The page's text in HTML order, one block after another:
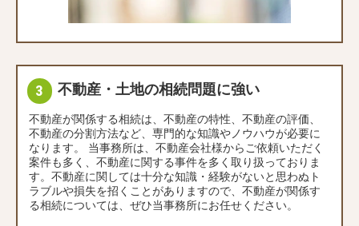
不動産・土地の相続問題に強い
不動産が関係する相続は、不動産の特性、不動産の評価、
不動産の分割方法など、専門的な知識やノウハウが必要に
なります。 当事務所は、不動産会社様からご依頼いただく
案件も多く、不動産に関する事件を多く取り扱っておりま
す。不動産に関しては十分な知識・経験がないと思わぬト
ラブルや損失を招くことがありますので、不動産が関係す
る相続については、ぜひ当事務所にお任せください。